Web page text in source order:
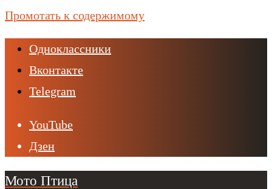
Промотать к содержимому
Одноклассники
Вконтакте
Telegram
YouTube
Дзен
Мото Птица